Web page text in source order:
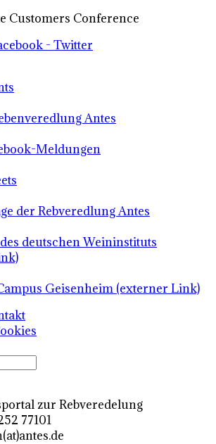
Customers Conference
- Twitter
Antes
Meldungen
der Rebveredlung Antes
deutschen Weininstituts
Geisenheim (externer Link)
zur Rebveredelung
77101